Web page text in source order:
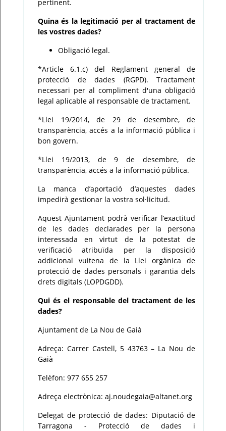
pertinent.
Quina és la legitimació per al tractament de
les vostres dades?
Obligació legal.
*Article 6.1.c) del Reglament general de
protecció de dades (RGPD). Tractament
necessari per al compliment d'una obligació
legal aplicable al responsable de tractament.
*Llei 19/2014, de 29 de desembre, de
transparència, accés a la informació pública i
bon govern.
*Llei 19/2013, de 9 de desembre, de
transparència, accés a la informació pública.
La manca d’aportació d’aquestes dades
impedirà gestionar la vostra sol·licitud.
Aquest Ajuntament podrà verificar l’exactitud
de les dades declarades per la persona
interessada en virtut de la potestat de
verificació atribuïda per la disposició
addicional vuitena de la Llei orgànica de
protecció de dades personals i garantia dels
drets digitals (LOPDGDD).
Qui és el responsable del tractament de les
dades?
Ajuntament de La Nou de Gaià
Adreça: Carrer Castell, 5 43763 – La Nou de
Gaià
Telèfon: 977 655 257
Adreça electrònica: aj.noudegaia@altanet.org
Delegat de protecció de dades: Diputació de
Tarragona - Protecció de dades i